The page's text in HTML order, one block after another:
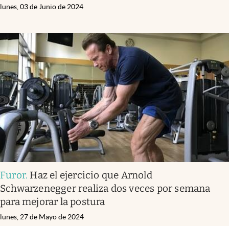
lunes, 03 de Junio de 2024
Furor. Haz el ejercicio que Arnold
Schwarzenegger realiza dos veces por semana
para mejorar la postura
lunes, 27 de Mayo de 2024